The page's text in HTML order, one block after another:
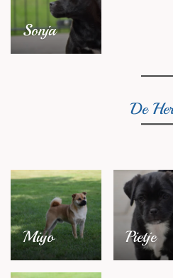
Sonja
De
Miyo Pietje